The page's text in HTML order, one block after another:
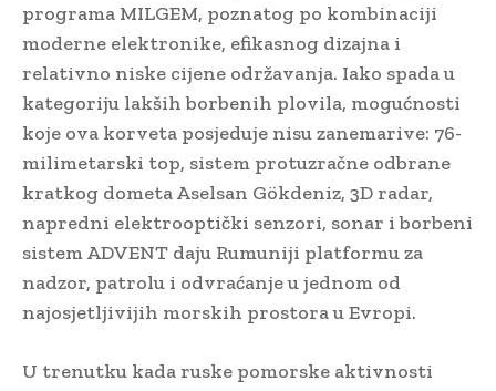
programa MILGEM, poznatog po kombinaciji
moderne elektronike, efikasnog dizajna i
relativno niske cijene održavanja. Iako spada u
kategoriju lakših borbenih plovila, mogućnosti
koje ova korveta posjeduje nisu zanemarive: 76-
milimetarski top, sistem protuzračne odbrane
kratkog dometa Aselsan Gökdeniz, 3D radar,
napredni elektrooptički senzori, sonar i borbeni
sistem ADVENT daju Rumuniji platformu za
nadzor, patrolu i odvraćanje u jednom od
najosjetljivijih morskih prostora u Evropi.
U trenutku kada ruske pomorske aktivnosti